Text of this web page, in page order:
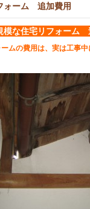
ォーム 追加費用
模な住宅リフォーム
ムの費用は、実は工事